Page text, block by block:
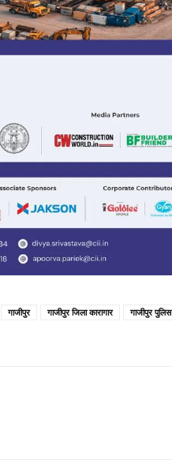
गाजीपुर गाजीपुर जिला कारागार
गाजीपुर पुलिस